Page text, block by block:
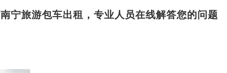
南宁旅游包车出租，专业人员在线解答您的问题